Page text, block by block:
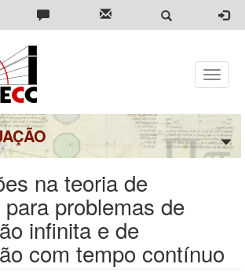
Toggle
na teoria de
problemas de
infinita e de
com tempo contínuo